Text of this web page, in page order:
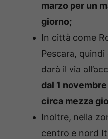
marzo per un
giorno;
In città come
Pescara, quindi
darà il via
dal 1
circa mezza
Inoltre, nella
centro e nord